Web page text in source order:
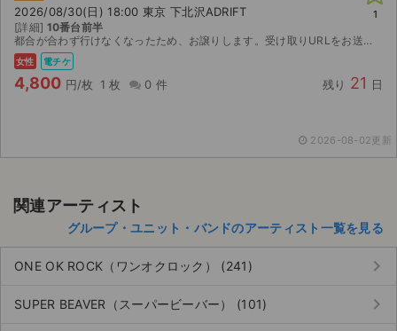
ライブ・コンサート（海外）
イベント
ご利用ガイド
ご利用ガイド
手数料・お支払い方法
2026/08/30(日) 18:00 東京 下北沢ADRIFT
[詳細] 10番台前半
都合が合わず行けなくなったため、お譲りします。受け取りURLをお送りします。
女性 電チケ
4,800 円/枚 1 枚 0 件 残り 21 日
1
2026-08-02更新
関連アーティスト
グループ・ユニット・バンドのアーティスト一覧を見る
ONE OK ROCK（ワンオクロック） (241) keyboard_arrow_right
SUPER BEAVER（スーパービーバー） (101) keyboard_arrow_right